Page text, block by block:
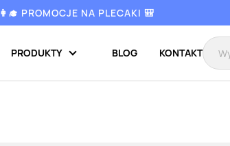
👩‍🎓 PROMOCJE NA PLECAKI 🎒
PRODUKTY BLOG KONTAKT